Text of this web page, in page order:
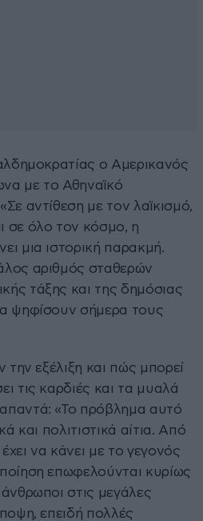
ο Αμερικανός
με το Αθηναϊκό
αντίθεση με τον λαϊκισμό,
σε όλο τον κόσμο, η
μια ιστορική παρακμή.
αριθμός σταθερών
τάξης και της δημόσιας
ψηφίσουν σήμερα τους
την εξέλιξη και πώς μπορεί
τις καρδιές και τα μυαλά
«Το πρόβλημα αυτό
και πολιτιστικά αίτια. Από
να κάνει με το γεγονός
επωφελούνται κυρίως
στις μεγάλες
επειδή πολλές